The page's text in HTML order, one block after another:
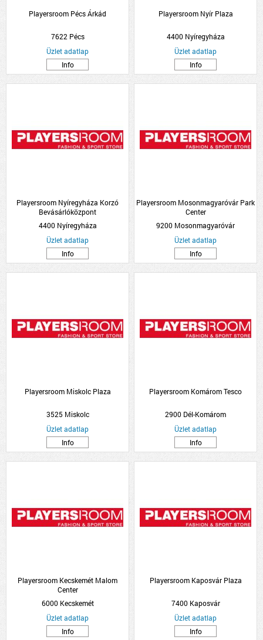
Playersroom Pécs Árkád
7622 Pécs
Üzlet adatlap
Info
Playersroom Nyír Plaza
4400 Nyíregyháza
Üzlet adatlap
Info
Playersroom Nyíregyháza Korzó
Bevásárlóközpont
4400 Nyíregyháza
Üzlet adatlap
Info
Playersroom Mosonmagyaróvár Park
Center
9200 Mosonmagyaróvár
Üzlet adatlap
Info
Playersroom Miskolc Plaza
3525 Miskolc
Üzlet adatlap
Info
Playersroom Komárom Tesco
2900 Dél-Komárom
Üzlet adatlap
Info
Playersroom Kecskemét Malom
Center
6000 Kecskemét
Üzlet adatlap
Info
Playersroom Kaposvár Plaza
7400 Kaposvár
Üzlet adatlap
Info